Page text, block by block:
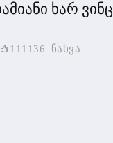
ხარ ვინც
111136 ნახვა